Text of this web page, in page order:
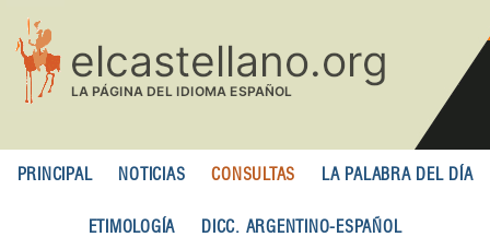
contenido
principal
PRINCIPAL NOTICIAS CONSULTAS LA PALABRA DEL DÍA
ETIMOLOGÍA DICC. ARGENTINO-ESPAÑOL